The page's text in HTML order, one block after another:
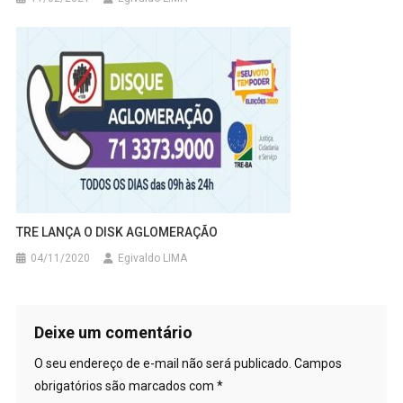
TRE LANÇA O DISK AGLOMERAÇÃO
04/11/2020 Egivaldo LIMA
Deixe um comentário
O seu endereço de e-mail não será publicado. Campos
obrigatórios são marcados com *